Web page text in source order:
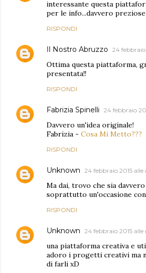
interessante questa
per le info...davvero preziose
RISPONDI
Il Nostro Abruzzo 24
Ottima questa piattaforma,
presentata!!
RISPONDI
Fabrizia Spinelli 24 febbraio
Davvero un'idea originale!
Fabrizia - Cosa Mi Metto???
RISPONDI
Unknown 24 febbraio 2015
Ma dai, trovo che sia
soprattutto un'occasione
RISPONDI
Unknown 24 febbraio 2015 alle
una piattaforma creativa e
adoro i progetti creativi ma
di farli xD